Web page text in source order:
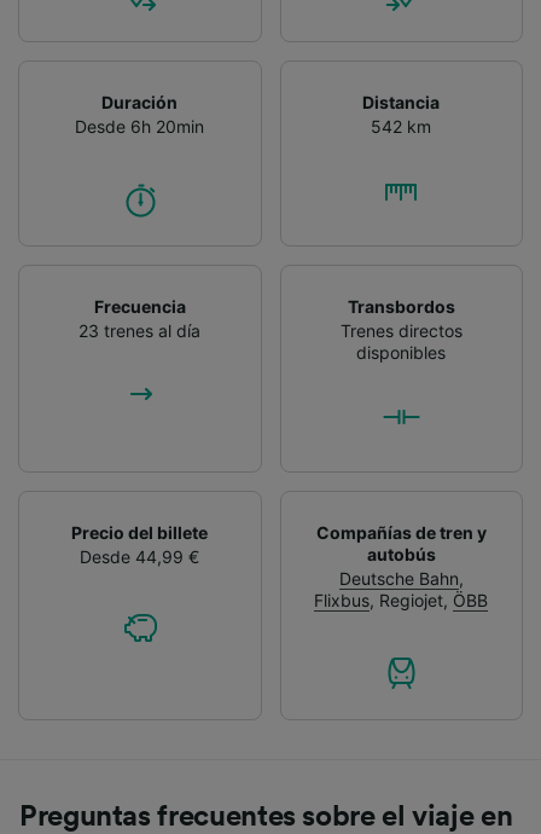
Duración
Desde 6h 20min
Distancia
542 km
Frecuencia
23 trenes al día
Transbordos
Trenes directos
disponibles
Precio del billete
Desde 44,99 €
Compañías de tren y
autobús
Deutsche Bahn,
Flixbus, Regiojet, ÖBB
Preguntas frecuentes sobre el viaje en